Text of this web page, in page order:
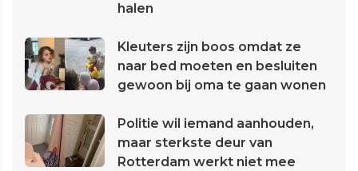
halen
Kleuters zijn boos omdat ze
naar bed moeten en besluiten
gewoon bij oma te gaan wonen
Politie wil iemand aanhouden,
maar sterkste deur van
Rotterdam werkt niet mee